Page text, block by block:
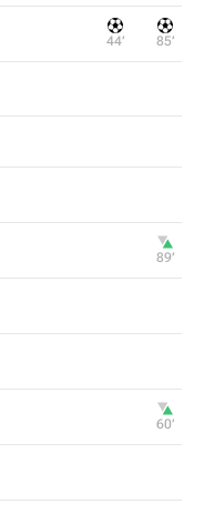
44‎’‎ 85‎’‎
89‎’‎
60‎’‎